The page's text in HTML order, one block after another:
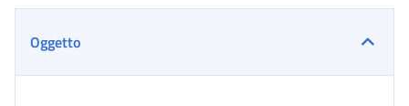
Oggetto